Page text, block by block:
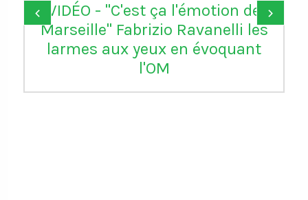
VIDÉO - "C'est ça l'émotion de
Marseille" Fabrizio Ravanelli les
larmes aux yeux en évoquant
l'OM
‹ ›